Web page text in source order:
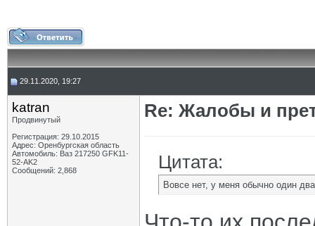
29.11.2020, 19:27
katran
Продвинутый
Регистрация: 29.10.2015
Адрес: Оренбургская область
Автомобиль: Ваз 217250 GFK11-
52-AK2
Сообщений: 2,868
Re: Жалобы и
Цитата:
Вовсе нет, у меня обычно один